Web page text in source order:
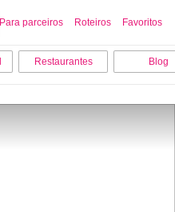
Para parceiros Roteiros Favoritos
Restaurantes Blog